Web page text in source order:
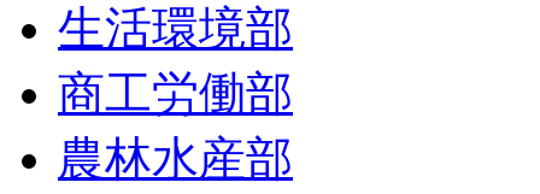
生活環境部
商工労働部
農林水産部